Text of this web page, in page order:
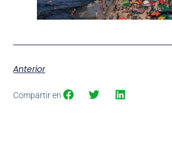
Anterior
Compartir en